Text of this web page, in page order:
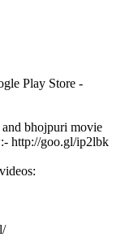
Play Store -
bhojpuri movie
http://goo.gl/ip2lbk